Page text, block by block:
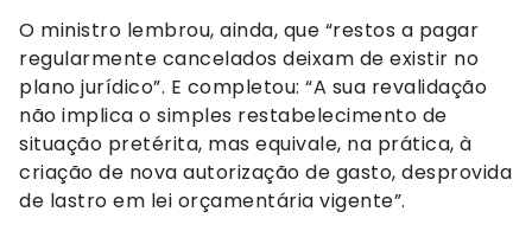
O ministro lembrou, ainda, que “restos a pagar
regularmente cancelados deixam de existir no
plano jurídico”. E completou: “A sua revalidação
não implica o simples restabelecimento de
situação pretérita, mas equivale, na prática, à
criação de nova autorização de gasto, desprovida
de lastro em lei orçamentária vigente”.